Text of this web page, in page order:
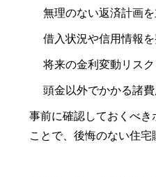
無理のない返済計画
借入状況や信用情報を
将来の金利変動リス
頭金以外でかかる諸
事前に確認しておくべき
ことで、後悔のない住宅